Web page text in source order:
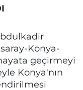
Konya-
geçirmeyi
Konya'nın